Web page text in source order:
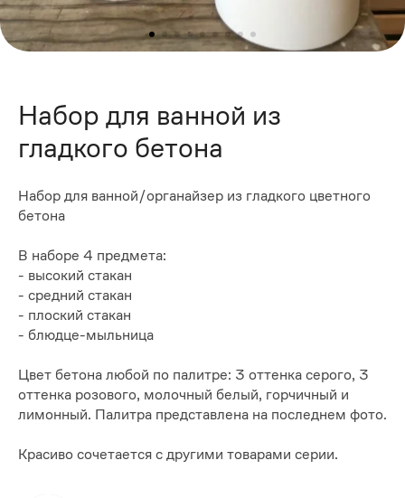
Набор для ванной из
гладкого бетона
Набор для ванной/органайзер из гладкого цветного
бетона
В наборе 4 предмета:
- высокий стакан
- средний стакан
- плоский стакан
- блюдце-мыльница
Цвет бетона любой по палитре: 3 оттенка серого, 3
оттенка розового, молочный белый, горчичный и
лимонный. Палитра представлена на последнем фото.
Красиво сочетается с другими товарами серии.